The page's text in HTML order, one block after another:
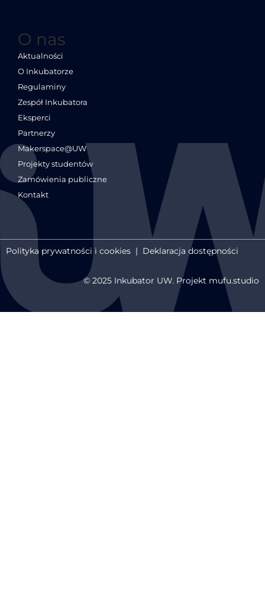
O nas
Aktualności
O Inkubatorze
Regulaminy
Zespół Inkubatora
Eksperci
Partnerzy
Makerspace@UW
Projekty studentów
Zamówienia publiczne
Kontakt
Polityka prywatności i cookies | Deklaracja dostępności
© 2025 Inkubator UW. Projekt mufu.studio